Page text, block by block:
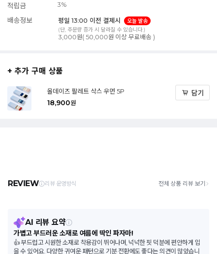
적립금 3%
배송정보 평일 13:00 이전 결제시
오늘 발송
(단, 주문량 증가 시 달라질 수 있습니다.)
3,000원( 50,000원 이상 무료배송 )
+ 추가 구매 상품
올데이즈 팔레트 삭스 우먼 5P
18,900원
담기